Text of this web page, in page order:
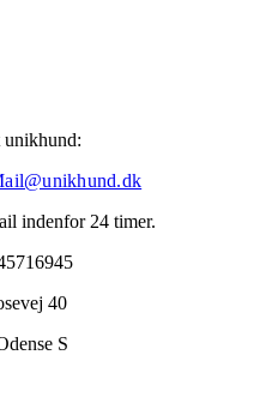
indenfor 24 timer.
40
S